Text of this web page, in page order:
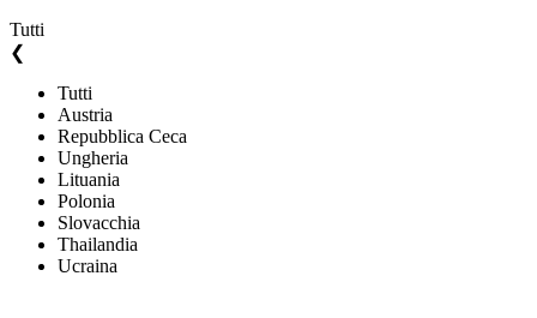
Tutti
❮
Tutti
Austria
Repubblica Ceca
Ungheria
Lituania
Polonia
Slovacchia
Thailandia
Ucraina